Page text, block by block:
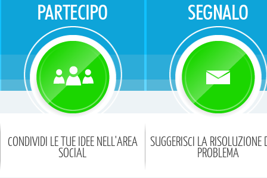
CONDIVIDI LE TUE IDEE NELL'AREA
SOCIAL
SUGGERISCI LA RISOLUZIONE
PROBLEMA